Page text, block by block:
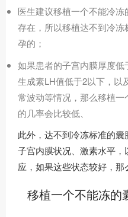
医生建议移植一个不能冷
存在，所以移植达不到冷
孕的；
如果患者的子宫内膜厚度
生成素LH值低于2以下，以
常波动等情况，那么移植
的几率会比较低、
此外，达不到冷冻标准的
子宫内膜状况、激素水平
应，如果这些状态较好，那
移植一个不能冻的